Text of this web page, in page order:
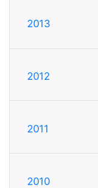
2013
2012
2011
2010